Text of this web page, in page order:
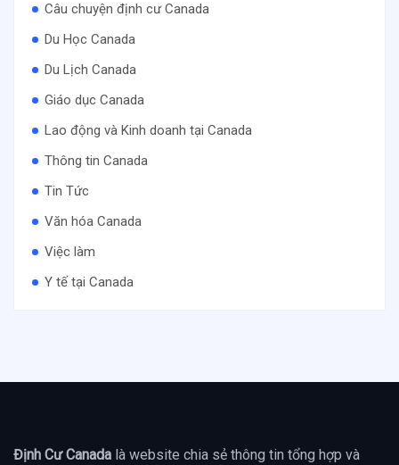
Câu chuyện định cư Canada
Du Học Canada
Du Lịch Canada
Giáo dục Canada
Lao động và Kinh doanh tại Canada
Thông tin Canada
Tin Tức
Văn hóa Canada
Việc làm
Y tế tại Canada
Định Cư Canada là website chia sẻ thông tin tổng hợp và